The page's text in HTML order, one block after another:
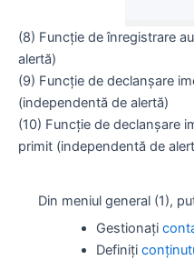
(8) Funcție de înregistrare
alertă)
(9) Funcție de declanșare
(independentă de alertă)
(10) Funcție de declanșare
primit (independentă de
Din meniul general (1),
Gestionați
Definiți